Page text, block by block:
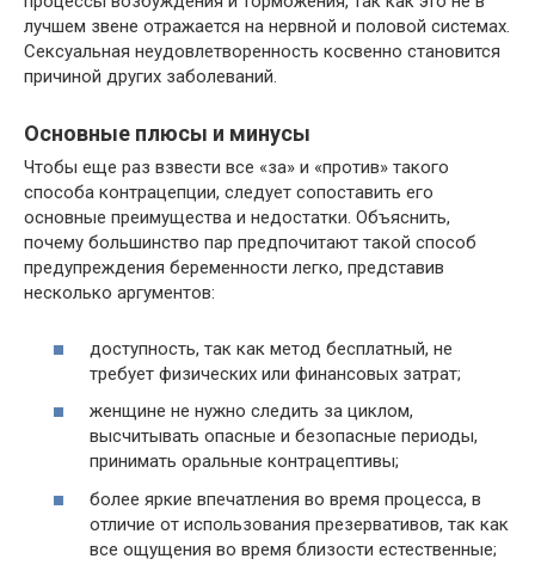
лучшем звене отражается на нервной и половой системах.
Сексуальная неудовлетворенность косвенно становится
причиной других заболеваний.
Основные плюсы и минусы
Чтобы еще раз взвести все «за» и «против» такого
способа контрацепции, следует сопоставить его
основные преимущества и недостатки. Объяснить,
почему большинство пар предпочитают такой способ
предупреждения беременности легко, представив
несколько аргументов:
доступность, так как метод бесплатный, не
требует физических или финансовых затрат;
женщине не нужно следить за циклом,
высчитывать опасные и безопасные периоды,
принимать оральные контрацептивы;
более яркие впечатления во время процесса, в
отличие от использования презервативов, так как
все ощущения во время близости естественные;